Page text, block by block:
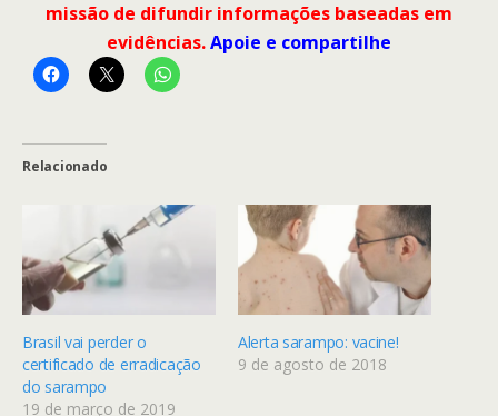
missão de difundir informações baseadas em
evidências.Apoie e compartilhe
Relacionado
Brasil vai perder o
certificado de erradicação
do sarampo
19 de março de 2019
Alerta sarampo: vacine!
9 de agosto de 2018